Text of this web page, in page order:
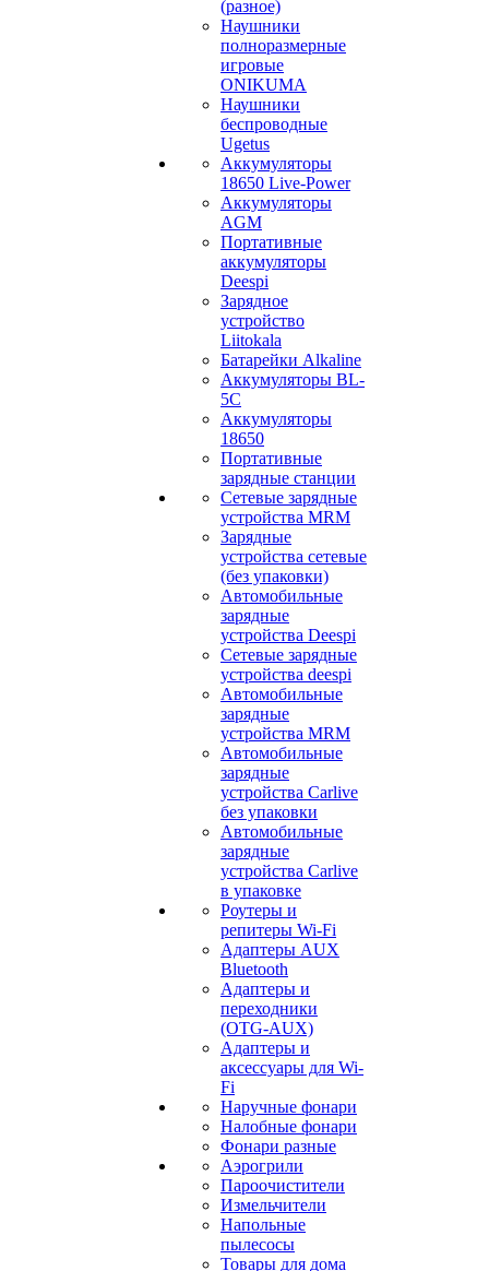
(разное)
Наушники
полноразмерные
игровые
ONIKUMA
Наушники
беспроводные
Ugetus
Аккумуляторы
18650 Live-Power
Аккумуляторы
АGM
Портативные
аккумуляторы
Deespi
Зарядное
устройство
Liitokala
Батарейки Alkaline
Аккумуляторы BL-
5C
Аккумуляторы
18650
Портативные
зарядные станции
Сетевые зарядные
устройства MRM
Зарядные
устройства сетевые
(без упаковки)
Автомобильные
зарядные
устройства Deespi
Сетевые зарядные
устройства deespi
Автомобильные
зарядные
устройства MRM
Автомобильные
зарядные
устройства Carlive
без упаковки
Автомобильные
зарядные
устройства Carlive
в упаковке
Роутеры и
репитеры Wi-Fi
Адаптеры AUX
Bluetooth
Адаптеры и
переходники
(OTG-AUX)
Адаптеры и
аксессуары для Wi-
Fi
Наручные фонари
Налобные фонари
Фонари разные
Аэрогрили
Пароочистители
Измельчители
Напольные
пылесосы
Товары для дома